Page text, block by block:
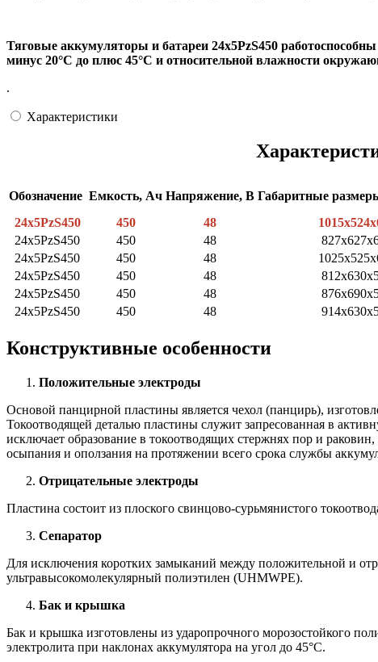
Тяговые аккумуляторы и батареи 24х5PzS450
минус 20°С до плюс 45°С и относительной влажности
.
Характеристики
Обозначение Емкость, Ач Напряжение, В Габаритные
24x5PzS450
450 48
24x5PzS450
450 48
24x5PzS450
450 48
24x5PzS450
450 48
24x5PzS450
450 48
24x5PzS450
450 48
Конструктивные особенности
Положительные электроды
Основой панцирной пластины является чехол (панцирь),
Токоотводящей деталью пластины служит запресованная в
исключает образование в токоотводящих стержнях пор и
осыпания и оползания на протяжении всего срока службы
Отрицательные электроды
Пластина состоит из плоского свинцово-сурьмянистого
Сепаратор
Для исключения коротких замыканий между положительной и
ультравысокомолекулярный полиэтилен (UHMWPE).
Бак и крышка
Бак и крышка изготовлены из ударопрочного морозостойкого
электролита при наклонах аккумулятора на угол до 45°С.